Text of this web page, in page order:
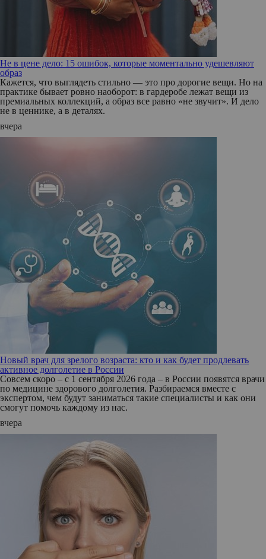
Не в цене дело: 15 ошибок, которые моментально удешевляют
образ
Кажется, что выглядеть стильно — это про дорогие вещи. Но на
практике бывает ровно наоборот: в гардеробе лежат вещи из
премиальных коллекций, а образ все равно «не звучит». И дело
не в ценнике, а в деталях.
вчера
Новый врач для зрелого возраста: кто и как будет продлевать
активное долголетие в России
Совсем скоро – с 1 сентября 2026 года – в России появятся врачи
по медицине здорового долголетия. Разбираемся вместе с
экспертом, чем будут заниматься такие специалисты и как они
смогут помочь каждому из нас.
вчера